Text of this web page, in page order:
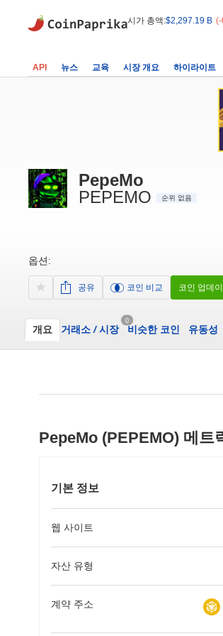
시가 총액:$2,297.19 B
API 뉴스 교육 시장 개요 하이라이트
PepeMo
PEPEMO
순위 없음
옵션:
공유 코인 비교 코인 업데
개요 거래소 /시장
0
비슷한 코인 유동성
PepeMo (PEPEMO) 메트
기본 정보
웹 사이트
자산 유형
계약 주소